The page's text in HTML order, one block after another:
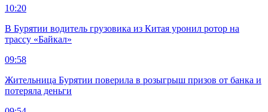
10:20
В Бурятии водитель грузовика из Китая уронил ротор на
трассу «Байкал»
09:58
Жительница Бурятии поверила в розыгрыш призов от банка и
потеряла деньги